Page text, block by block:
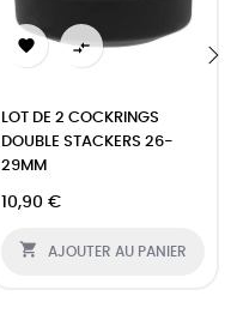
 
LOT DE 2 COCKRINGS
DOUBLE STACKERS 26-
29MM
10,90 €
 AJOUTER AU PANIER